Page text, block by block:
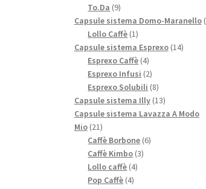
To.Da 99
prodotti
Capsule sistema Domo-Maranello
Lollo Caffè 11
prodotto
Capsule sistema Esprexo 1414
Esprexo Caffè 44
prodotti
Esprexo Infusi 22
prodotti
Esprexo Solubili 88
prodotti
Capsule sistema Illy 1313
prodotti
Capsule sistema Lavazza A Modo
Mio 2121
prodotti
Caffè Borbone 66
Caffè Kimbo 33
Lollo caffè 44
Pop Caffè 44